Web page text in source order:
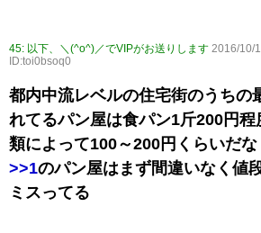
45: 以下、＼(^o^)／でVIPがお送りします 2016/10/
ID:toi0bsoq0
都内中流レベルの住宅街のうちの
れてるパン屋は食パン1斤200円
類によって100～200円くらいだな
>>1のパン屋はまず間違いなく値
ミスってる